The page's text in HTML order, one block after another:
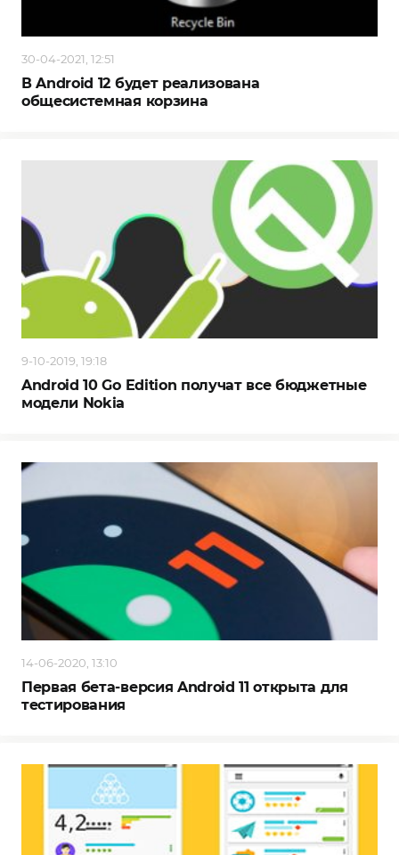
30-04-2021, 12:51
В Android 12 будет реализована
общесистемная корзина
9-10-2019, 19:18
Android 10 Go Edition получат все бюджетные
модели Nokia
14-06-2020, 13:10
Первая бета-версия Android 11 открыта для
тестирования